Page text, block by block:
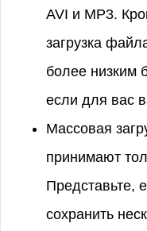
AVI и MP3.
загрузка
более низким
если для вас
Массовая
принимают
Представьте,
сохранить